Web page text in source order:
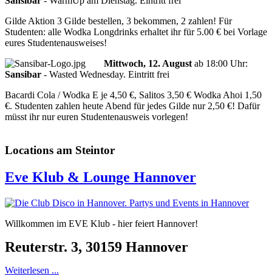
Gilde Aktion 3 Gilde bestellen, 3 bekommen, 2 zahlen! Für
Studenten: alle Wodka Longdrinks erhaltet ihr für 5.00 € bei Vorlage
eures Studentenausweises!
Mittwoch, 12. August ab 18:00 Uhr:
Sansibar - Wasted Wednesday. Eintritt frei
Bacardi Cola / Wodka E je 4,50 €, Salitos 3,50 € Wodka Ahoi 1,50
€. Studenten zahlen heute Abend für jedes Gilde nur 2,50 €! Dafür
müsst ihr nur euren Studentenausweis vorlegen!
Locations am Steintor
Eve Klub & Lounge Hannover
Willkommen im EVE Klub - hier feiert Hannover!
Reuterstr. 3, 30159 Hannover
Weiterlesen ...